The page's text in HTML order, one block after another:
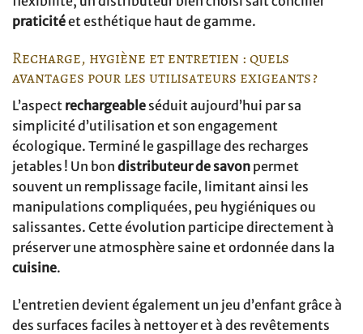
praticitéet esthétique haut de gamme.
Recharge, hygiène et entretien : quels
avantages pour les utilisateurs exigeants ?
L’aspect rechargeable séduit aujourd’hui par sa
simplicité d’utilisation et son engagement
écologique. Terminé le gaspillage des recharges
jetables ! Un bon distributeur de savon permet
souvent un remplissage facile, limitant ainsi les
manipulations compliquées, peu hygiéniques ou
salissantes. Cette évolution participe directement à
préserver une atmosphère saine et ordonnée dans la
cuisine.
L’entretien devient également un jeu d’enfant grâce à
des surfaces faciles à nettoyer et à des revêtements